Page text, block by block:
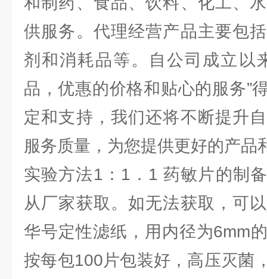
供服务。代理经营产品主要包
剂和消耗品等。自公司成立以
品，优惠的价格和贴心的服务”
定和支持，我们还将不断提升
服务质量，为您提供更好的产品
实验方法1：1．1 药敏片的制
从厂家获取。如无法获取，可
华号定性滤纸，用内径为6mm
按每包100片包装好，高压灭菌